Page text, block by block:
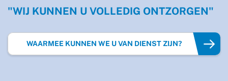
"WIJ KUNNEN U VOLLEDIG ONTZORGEN"
WAARMEE KUNNEN WE U VAN DIENST ZIJN?